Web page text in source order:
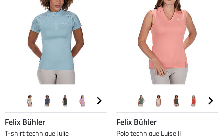
Felix Bühler
T-shirt technique Julie
Felix Bühler
Polo technique Luise II